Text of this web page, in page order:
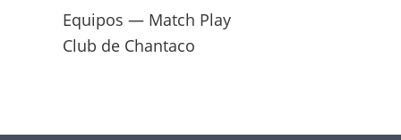
Equipos — Match Play
Club de Chantaco